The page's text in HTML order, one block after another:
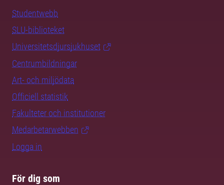
Studentwebb
SLU-biblioteket
Universitetsdjursjukhuset
Centrumbildningar
Art- och miljödata
Officiell statistik
Fakulteter och institutioner
Medarbetarwebben
Logga in
För dig som